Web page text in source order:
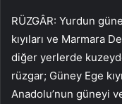
RÜZGÂR: Yurdun
kıyıları ve Marmara
diğer yerlerde
rüzgar; Güney Ege
Anadolu’nun güneyi